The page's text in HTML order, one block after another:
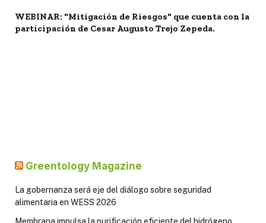
WEBINAR: "Mitigación de Riesgos" que cuenta con la
participación de Cesar Augusto Trejo Zepeda.
Greentology Magazine
La gobernanza será eje del diálogo sobre seguridad
alimentaria en WESS 2026